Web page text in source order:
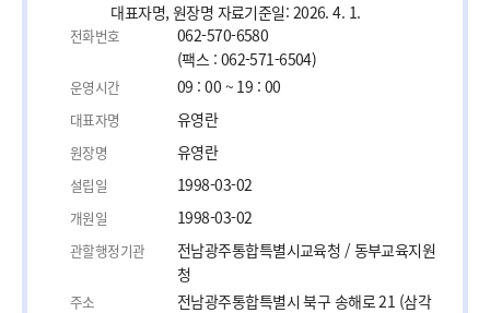
대표자명, 원장명 자료기준일: 2026. 4. 1.
전화번호
062-570-6580
(팩스 : 062-571-6504)
운영시간 09 : 00 ~ 19 : 00
대표자명 유영란
원장명 유영란
설립일 1998-03-02
개원일 1998-03-02
관할행정기관
전남광주통합특별시교육청 / 동부교육지원
청
주소
전남광주통합특별시 북구 송해로 21 (삼각